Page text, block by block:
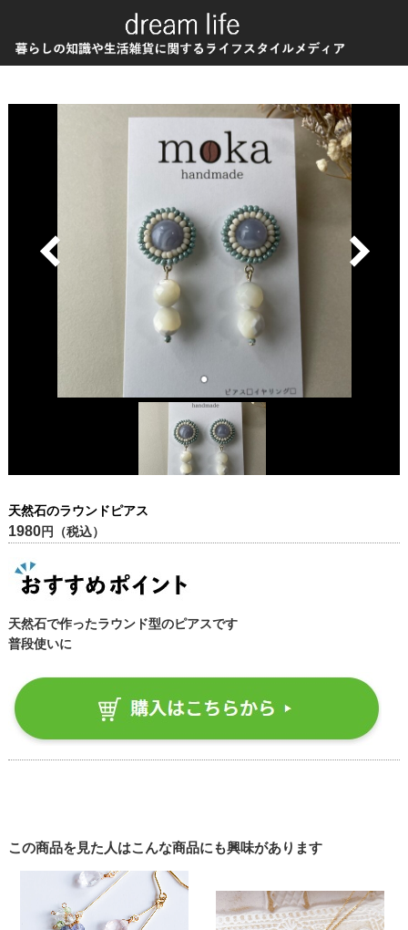
天然石のラウンドピアス
1980円（税込）
天然石で作ったラウンド型のピアスです
普段使いに
この商品を見た人はこんな商品にも興味があります